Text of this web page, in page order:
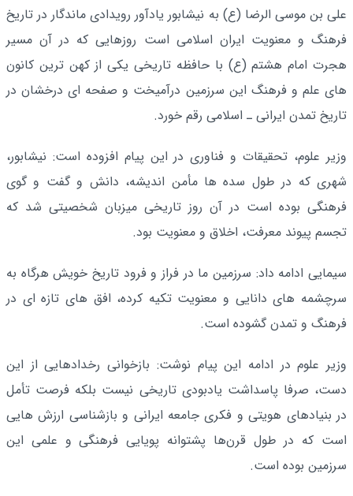
علی بن موسی‌ الرضا (ع) به نیشابور یادآور رویدادی ماندگار در تاریخ
فرهنگ و معنویت ایران اسلامی است روزهایی که در آن مسیر
هجرت امام هشتم (ع) با حافظه تاریخی یکی از کهن‌ ترین کانون‌
های علم و فرهنگ این سرزمین درآمیخت و صفحه‌ ای درخشان در
تاریخ تمدن ایرانی ـ اسلامی رقم خورد.
وزیر علوم، تحقیقات و فناوری در این پیام افزوده است: نیشابور،
شهری که در طول سده‌ ها مأمن اندیشه، دانش و گفت‌ و گوی
فرهنگی بوده است در آن روز تاریخی میزبان شخصیتی شد که
تجسم پیوند معرفت، اخلاق و معنویت بود.
سیمایی ادامه داد: سرزمین ما در فراز و فرود تاریخ خویش هرگاه به
سرچشمه‌ های دانایی و معنویت تکیه کرده، افق‌ های تازه‌ ای در
فرهنگ و تمدن گشوده است.
وزیر علوم در ادامه این پیام نوشت: بازخوانی رخدادهایی از این
دست، صرفا پاسداشت یادبودی تاریخی نیست بلکه فرصت تأمل
در بنیادهای هویتی و فکری جامعه ایرانی و بازشناسی ارزش‌ هایی
است که در طول قرن‌ها پشتوانه پویایی فرهنگی و علمی این
سرزمین بوده‌ است.